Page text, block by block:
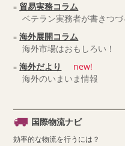
貿易実務コラム
ベテラン実務者が書きつづ
海外展開コラム
海外市場はおもしろい！
海外だより
new!
海外のいまいま情報
国際物流ナビ
効率的な物流を行うには？